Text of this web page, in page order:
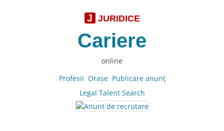
J JURIDICE
Cariere
online
Profesii Oraşe Publicare anunţ
Legal Talent Search